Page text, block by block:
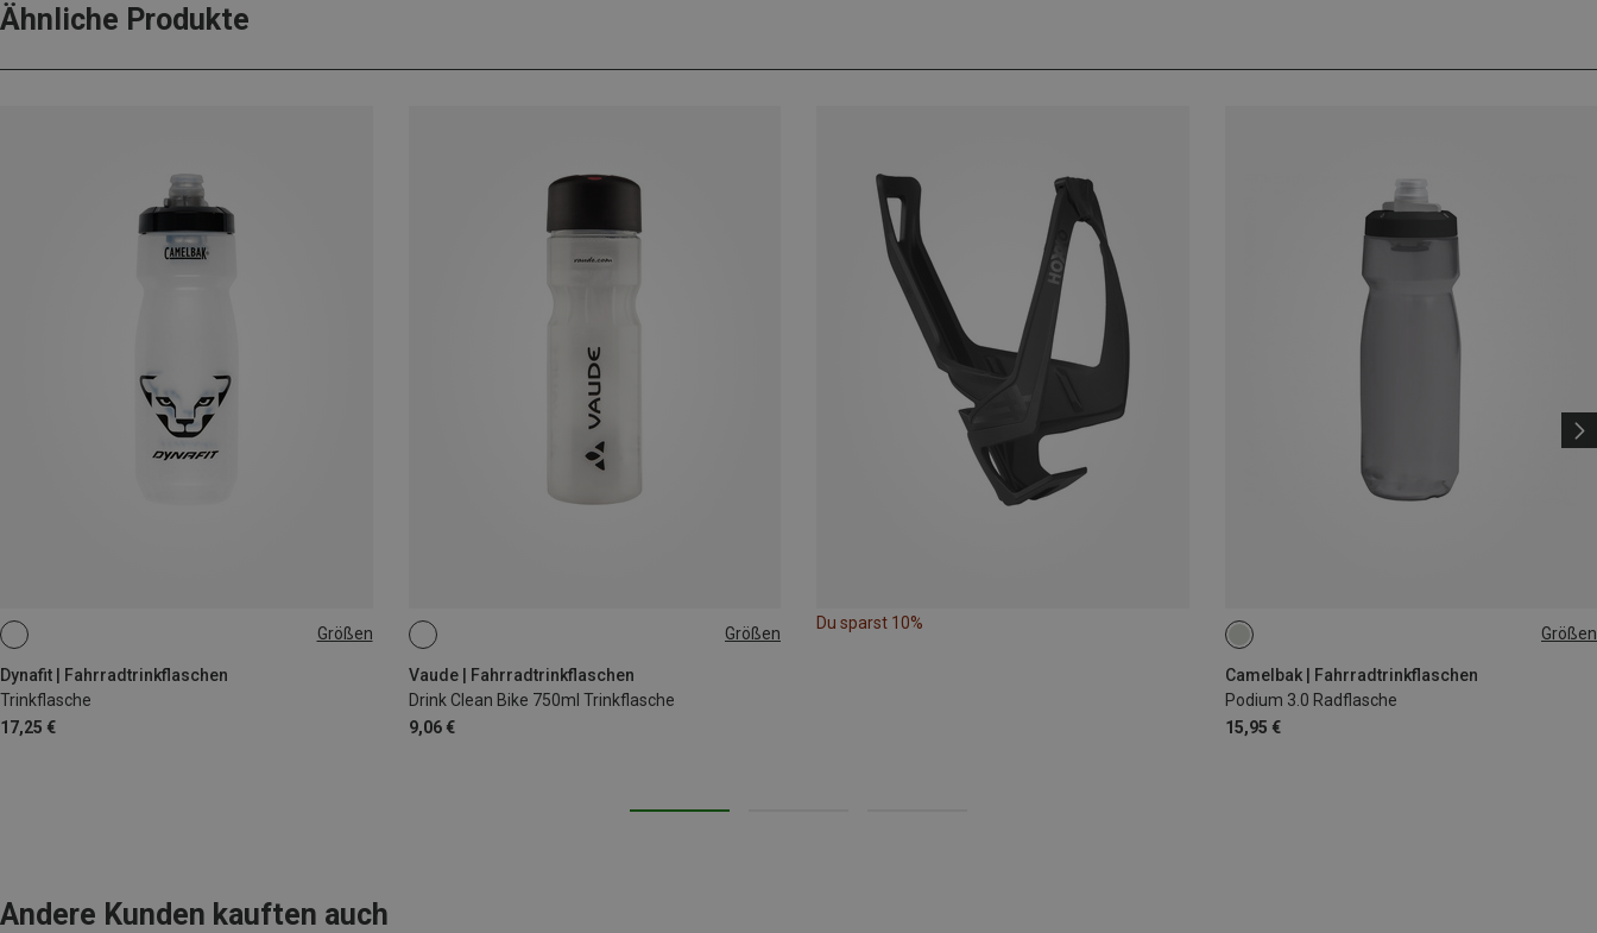
Ähnliche Produkte
Größen
Dynafit | Fahrradtrinkflaschen
Trinkflasche
17,25 €
0.71L Größen
Vaude | Fahrradtrinkflaschen
Drink Clean Bike 750ml Trinkflasche
9,06 €
0.75L
Du sparst 10%
Größen
Camelbak | Fahrradtrinkflaschen
Podium 3.0 Radflasche
15,95 €
0.71L
Andere Kunden kauften auch